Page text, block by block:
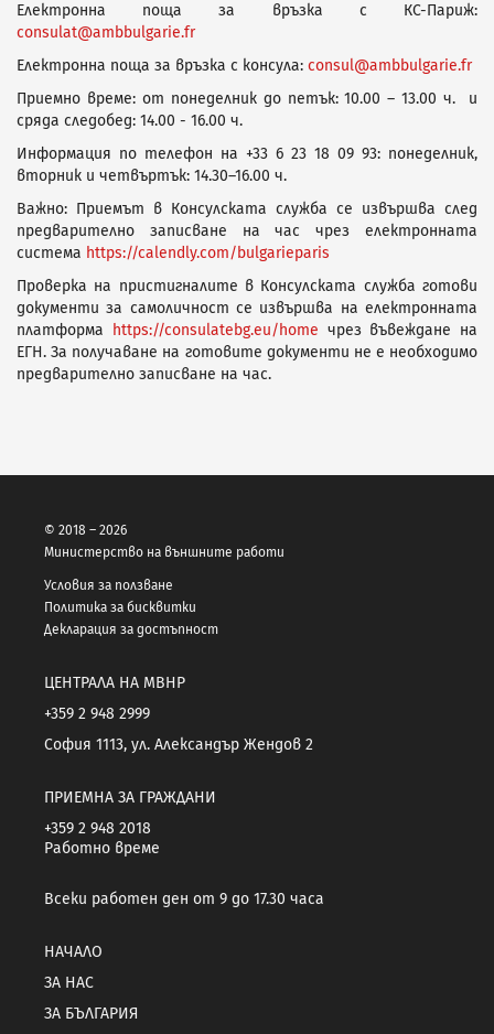
Електронна поща за връзка с КС-Париж:
consulat@ambbulgarie.fr
Електронна поща за връзка с консула: consul@ambbulgarie.fr
Приемно време: от понеделник до петък: 10.00 – 13.00 ч. и
сряда следобед: 14.00 - 16.00 ч.
Информация по телефон на +33 6 23 18 09 93: понеделник,
вторник и четвъртък: 14.30–16.00 ч.
Важно: Приемът в Консулската служба се извършва след
предварително записване на час чрез електронната
система https://calendly.com/bulgarieparis
Проверка на пристигналите в Консулската служба готови
документи за самоличност се извършва на електронната
платформа
https://consulatebg.eu/home чрез въвеждане на
ЕГН. За получаване на готовите документи не е необходимо
предварително записване на час.
© 2018 – 2026
Министерство на външните работи
Условия за ползване
Политика за бисквитки
Декларация за достъпност
ЦЕНТРАЛА НА МВНР
+359 2 948 2999
София 1113, ул. Александър Жендов 2
ПРИЕМНА ЗА ГРАЖДАНИ
+359 2 948 2018
Работно време
Всеки работен ден от 9 до 17.30 часа
НАЧАЛО
ЗА НАС
ЗА БЪЛГАРИЯ